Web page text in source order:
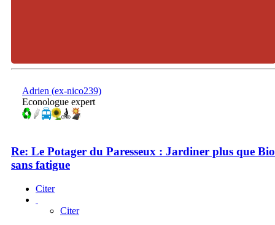
Adrien (ex-nico239)
Econologue expert
Re: Le Potager du Paresseux : Jardiner plus que Bio
sans fatigue
Citer
Citer